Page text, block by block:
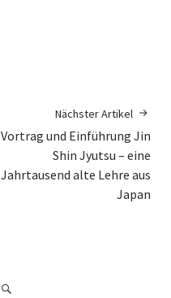
Nächster Artikel
Vortrag und Einführung Jin
Shin Jyutsu – eine
Jahrtausend alte Lehre aus
Japan